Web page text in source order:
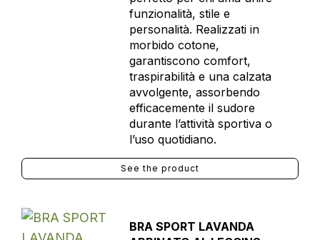
funzionalità, stile e
personalità. Realizzati in
morbido cotone,
garantiscono comfort,
traspirabilità e una calzata
avvolgente, assorbendo
efficacemente il sudore
durante l’attività sportiva o
l’uso quotidiano.
See the product
BRA SPORT LAVANDA